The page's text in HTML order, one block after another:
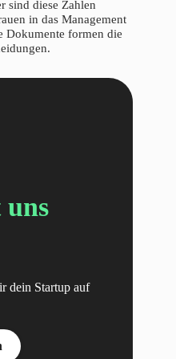
sind diese Zahlen
in das Management
Dokumente formen die
dein Startup auf